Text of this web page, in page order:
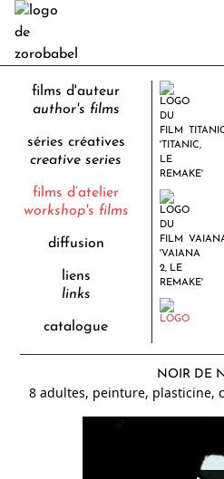
films d'auteur
author's films
séries créatives
creative series
films d’atelier
workshop's films
diffusion
liens
links
catalogue
LA
NOIR DE
8 adultes, peinture, plasticine,